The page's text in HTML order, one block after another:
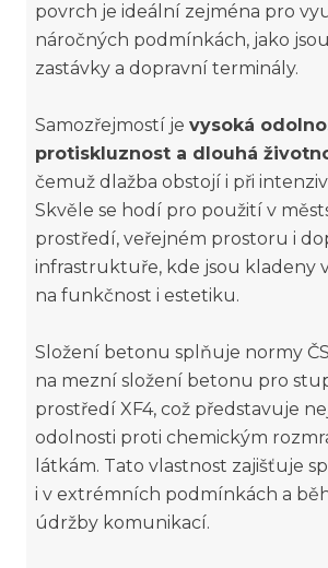
povrch je ideální zejména pro
náročných podmínkách, jako
zastávky a dopravní terminály.
Samozřejmostí je vysoká
protiskluznost a dlouhá
čemuž dlažba obstojí i při
Skvěle se hodí pro použití v
prostředí, veřejném prostoru i
infrastruktuře, kde jsou kladeny
na funkčnost i estetiku.
Složení betonu splňuje normy
na mezní složení betonu pro
prostředí XF4, což představuje
odolnosti proti chemickým
látkám. Tato vlastnost zajišťuje
i v extrémních podmínkách a
údržby komunikací.